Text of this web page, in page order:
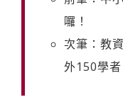
囉！
次筆：教
外150學者